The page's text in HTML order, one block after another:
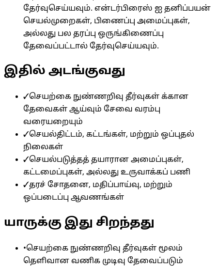
தேர்வுசெய்யவும். என்டர்பிரைஸ் ஐ தனிப்பயன்
செயல்முறைகள், பிணைப்பு அமைப்புகள்,
அல்லது பல தரப்பு ஒருங்கிணைப்பு
தேவைப்பட்டால் தேர்வுசெய்யவும்.
இதில் அடங்குவது
✓செயற்கை நுண்ணறிவு தீர்வுகள் க்கான
தேவைகள் ஆய்வும் சேவை வரம்பு
வரையறையும்
✓செயல்திட்டம், கட்டங்கள், மற்றும் ஒப்புதல்
நிலைகள்
✓செயல்படுத்தத் தயாரான அமைப்புகள்,
கட்டமைப்புகள், அல்லது உருவாக்கப் பணி
✓தரச் சோதனை, மதிப்பாய்வு, மற்றும்
ஒப்படைப்பு ஆவணங்கள்
யாருக்கு இது சிறந்தது
•செயற்கை நுண்ணறிவு தீர்வுகள் மூலம்
தெளிவான வணிக முடிவு தேவைப்படும்